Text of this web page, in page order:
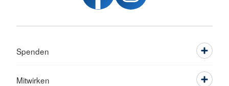
Spenden
Mitwirken